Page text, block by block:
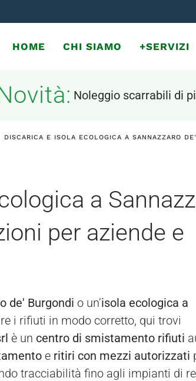
HOME CHI SIAMO +SERVIZI
Noleggio scarrabili di
DISCARICA E ISOLA ECOLOGICA A SANNAZZARO
a
per aziende e
de' Burgondi o un’isola ecologica a
i rifiuti in modo corretto, qui trovi
è un centro di smistamento rifiuti
e ritiri con mezzi autorizzati
tracciabilità fino agli impianti di